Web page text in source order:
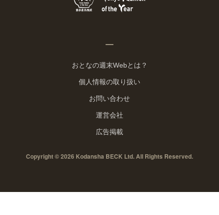
おとなの週末Webとは？
個人情報の取り扱い
お問い合わせ
運営会社
広告掲載
Copyright © 2026 Kodansha BECK Ltd. All Rights Reserved.